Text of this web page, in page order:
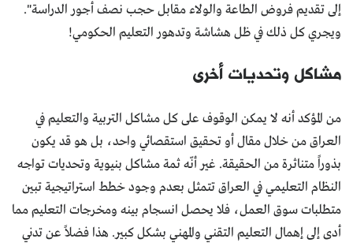
إلى تقديم فروض الطاعة والولاء مقابل حجب نصف أجور الدراسة".
ويجري كل ذلك في ظل هشاشة وتدهور التعليم الحكومي!
مشاكل وتحديات أخرى
من المؤكد أنه لا يمكن الوقوف على كل مشاكل التربية والتعليم في
العراق من خلال مقال أو تحقيق استقصائي واحد، بل هو قد يكون
بذوراً متناثرة من الحقيقة. غير أنّه ثمة مشاكل بنيوية وتحديات تواجه
النظام التعليمي في العراق تتمثل بعدم وجود خطط استراتيجية تبين
متطلبات سوق العمل، فلا يحصل انسجام بينه ومخرجات التعليم مما
أدى إلى إهمال التعليم التقني والمهني بشكل كبير. هذا فضلاً عن تدني